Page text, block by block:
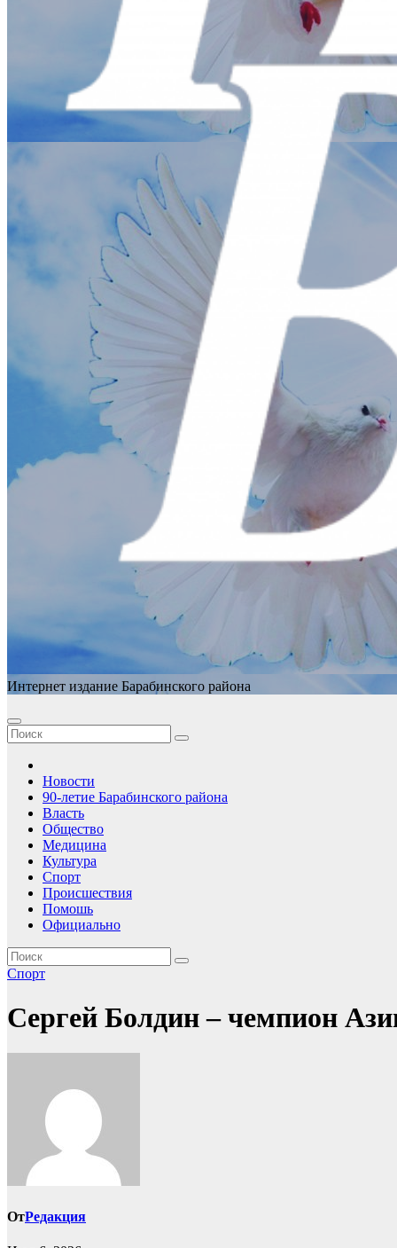
Интернет издание Барабинского района
Новости
90-летие Барабинского района
Власть
Общество
Медицина
Культура
Спорт
Происшествия
Помошь
Официально
Спорт
Сергей Болдин – чемпион
ОтРедакция